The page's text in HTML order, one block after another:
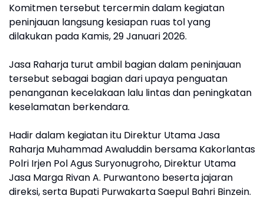
Komitmen tersebut tercermin dalam kegiatan
peninjauan langsung kesiapan ruas tol yang
dilakukan pada Kamis, 29 Januari 2026.
Jasa Raharja turut ambil bagian dalam peninjauan
tersebut sebagai bagian dari upaya penguatan
penanganan kecelakaan lalu lintas dan peningkatan
keselamatan berkendara.
Hadir dalam kegiatan itu Direktur Utama Jasa
Raharja Muhammad Awaluddin bersama Kakorlantas
Polri Irjen Pol Agus Suryonugroho, Direktur Utama
Jasa Marga Rivan A. Purwantono beserta jajaran
direksi, serta Bupati Purwakarta Saepul Bahri Binzein.